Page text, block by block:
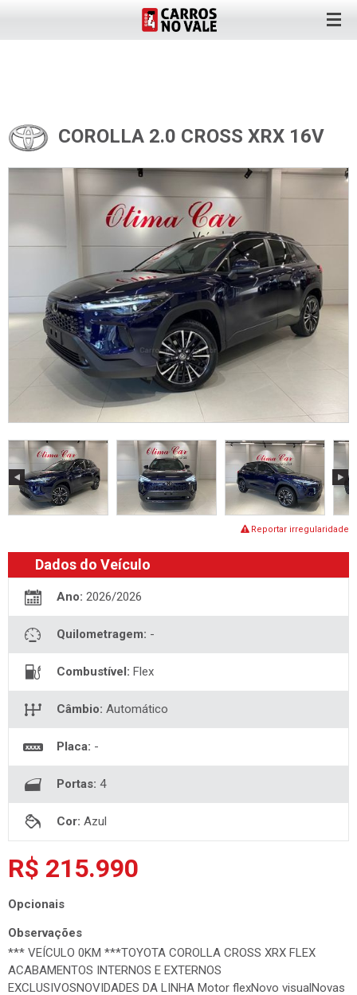
COROLLA 2.0 CROSS XRX 16V
Reportar irregularidade
Dados do Veículo
Ano: 2026/2026
Quilometragem: -
Combustível: Flex
Câmbio: Automático
Placa: -
Portas: 4
Cor: Azul
R$ 215.990
Opcionais
Observações
*** VEÍCULO 0KM ***TOYOTA COROLLA CROSS XRX FLEX
ACABAMENTOS INTERNOS E EXTERNOS
EXCLUSIVOSNOVIDADES DA LINHA Motor flexNovo visualNovas